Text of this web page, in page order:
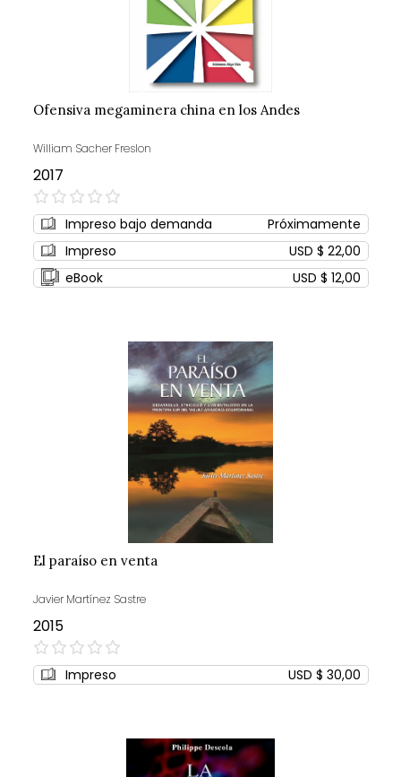
Ofensiva megaminera china en los Andes
William Sacher Freslon
2017
0%
Impreso bajo demanda
Próximamente
Impreso
USD $ 22,00
eBook
USD $ 12,00
El paraíso en venta
Javier Martínez Sastre
2015
0%
Impreso USD $ 30,00